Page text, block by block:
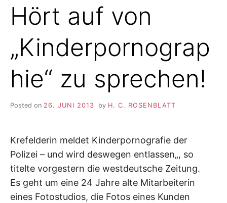
Hört auf von
„Kinderpornograp
hie“ zu sprechen!
Posted on 26. JUNI 2013 by H. C. ROSENBLATT
Krefelderin meldet Kinderpornografie der
Polizei – und wird deswegen entlassen„, so
titelte vorgestern die westdeutsche Zeitung.
Es geht um eine 24 Jahre alte Mitarbeiterin
eines Fotostudios, die Fotos eines Kunden